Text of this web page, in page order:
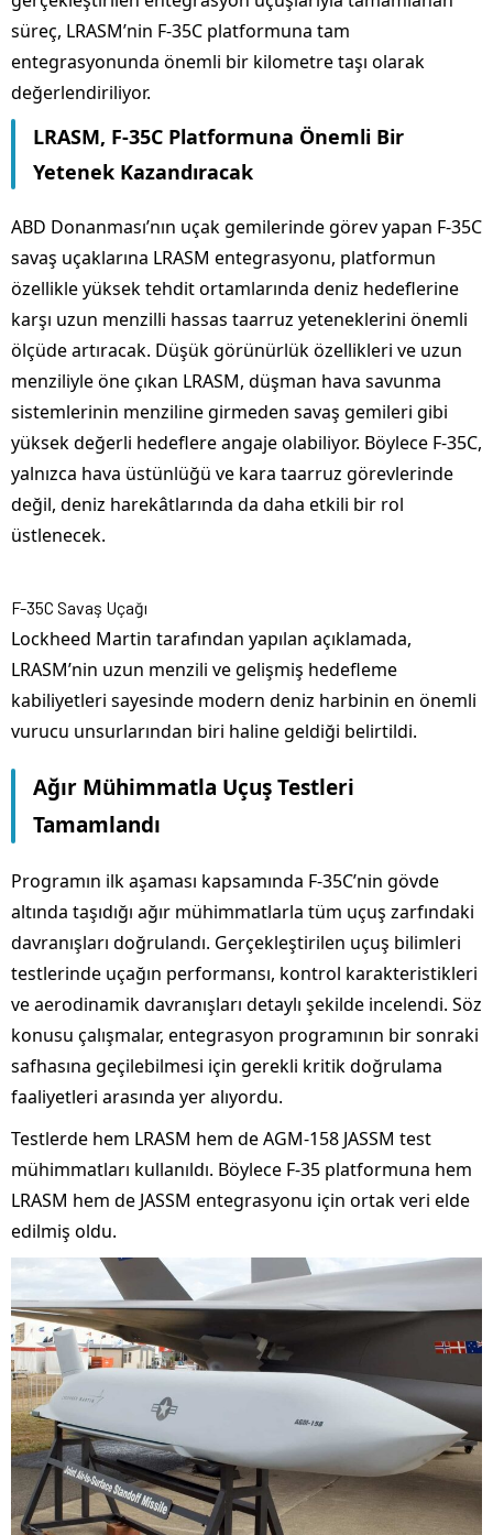
süreç, LRASM’nin F-35C platformuna tam
entegrasyonunda önemli bir kilometre taşı olarak
değerlendiriliyor.
LRASM, F-35C Platformuna Önemli Bir
Yetenek Kazandıracak
ABD Donanması’nın uçak gemilerinde görev yapan F-35C
savaş uçaklarına LRASM entegrasyonu, platformun
özellikle yüksek tehdit ortamlarında deniz hedeflerine
karşı uzun menzilli hassas taarruz yeteneklerini önemli
ölçüde artıracak. Düşük görünürlük özellikleri ve uzun
menziliyle öne çıkan LRASM, düşman hava savunma
sistemlerinin menziline girmeden savaş gemileri gibi
yüksek değerli hedeflere angaje olabiliyor. Böylece F-35C,
yalnızca hava üstünlüğü ve kara taarruz görevlerinde
değil, deniz harekâtlarında da daha etkili bir rol
üstlenecek.
F-35C Savaş Uçağı
Lockheed Martin tarafından yapılan açıklamada,
LRASM’nin uzun menzili ve gelişmiş hedefleme
kabiliyetleri sayesinde modern deniz harbinin en önemli
vurucu unsurlarından biri haline geldiği belirtildi.
Ağır Mühimmatla Uçuş Testleri
Tamamlandı
Programın ilk aşaması kapsamında F-35C’nin gövde
altında taşıdığı ağır mühimmatlarla tüm uçuş zarfındaki
davranışları doğrulandı. Gerçekleştirilen uçuş bilimleri
testlerinde uçağın performansı, kontrol karakteristikleri
ve aerodinamik davranışları detaylı şekilde incelendi. Söz
konusu çalışmalar, entegrasyon programının bir sonraki
safhasına geçilebilmesi için gerekli kritik doğrulama
faaliyetleri arasında yer alıyordu.
Testlerde hem LRASM hem de AGM-158 JASSM test
mühimmatları kullanıldı. Böylece F-35 platformuna hem
LRASM hem de JASSM entegrasyonu için ortak veri elde
edilmiş oldu.